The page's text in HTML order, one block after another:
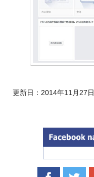
更新日： 2014年11月27日